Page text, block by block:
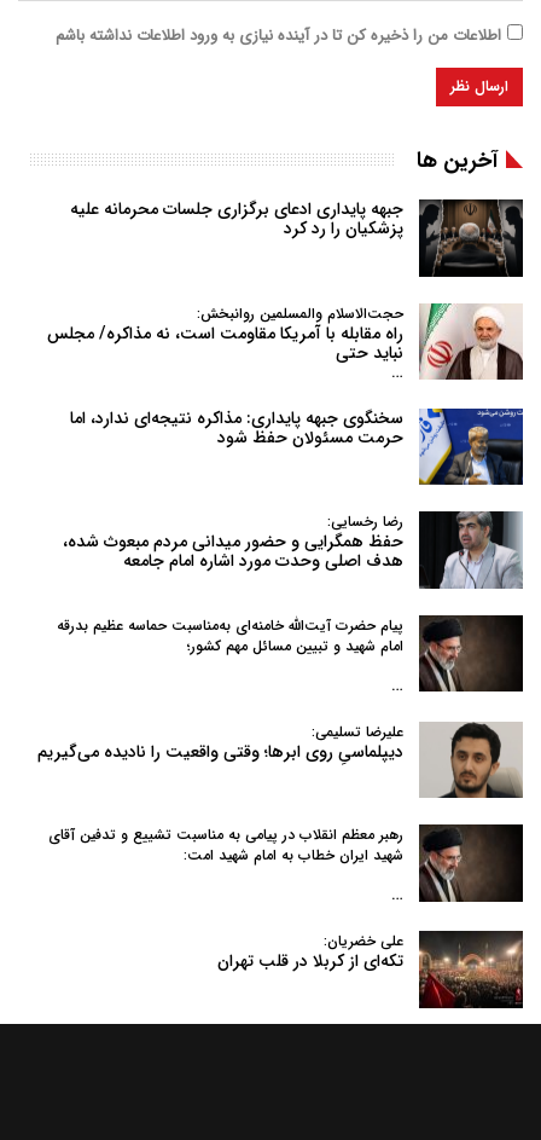
اطلاعات من را ذخیره کن تا در آینده نیازی به ورود اطلاعات نداشته باشم
آخرین ها
جبهه پایداری ادعای برگزاری جلسات محرمانه علیه
پزشکیان را رد کرد
حجت‌الاسلام والمسلمین روانبخش:
راه مقابله با آمریکا مقاومت است، نه مذاکره/ مجلس
نباید حتی
…
سخنگوی جبهه پایداری: مذاکره نتیجه‌ای ندارد، اما
حرمت مسئولان حفظ شود
رضا رخسایی:
حفظ همگرایی و حضور میدانی مردم مبعوث شده،
هدف اصلی وحدت مورد اشاره امام جامعه
پیام حضرت آیت‌الله خامنه‌ای به‌مناسبت حماسه عظیم بدرقه
امام شهید و تبیین مسائل مهم کشور؛
…
علیرضا تسلیمی:
دیپلماسیِ روی ابرها؛ وقتی واقعیت را نادیده می‌گیریم
رهبر معظم انقلاب در پیامی به‌ مناسبت تشییع و تدفین آقای
شهید ایران خطاب به امام شهید امت:
…
علی خضریان:
تکه‌ای از کربلا در قلب تهران